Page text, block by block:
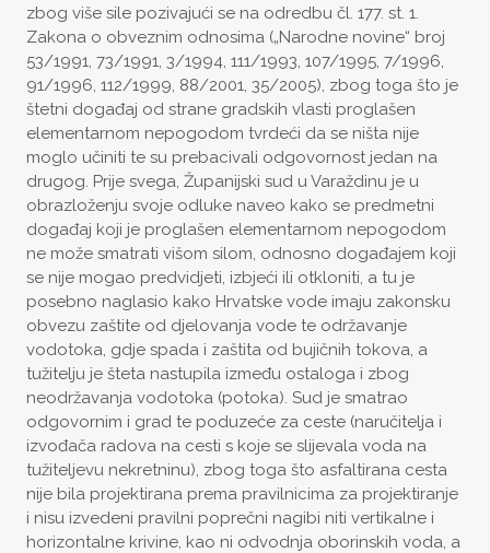
zbog više sile pozivajući se na odredbu čl. 177. st. 1.
Zakona o obveznim odnosima („Narodne novine“ broj
53/1991, 73/1991, 3/1994, 111/1993, 107/1995, 7/1996,
91/1996, 112/1999, 88/2001, 35/2005), zbog toga što je
štetni događaj od strane gradskih vlasti proglašen
elementarnom nepogodom tvrdeći da se ništa nije
moglo učiniti te su prebacivali odgovornost jedan na
drugog. Prije svega, Županijski sud u Varaždinu je u
obrazloženju svoje odluke naveo kako se predmetni
događaj koji je proglašen elementarnom nepogodom
ne može smatrati višom silom, odnosno događajem koji
se nije mogao predvidjeti, izbjeći ili otkloniti, a tu je
posebno naglasio kako Hrvatske vode imaju zakonsku
obvezu zaštite od djelovanja vode te održavanje
vodotoka, gdje spada i zaštita od bujičnih tokova, a
tužitelju je šteta nastupila između ostaloga i zbog
neodržavanja vodotoka (potoka). Sud je smatrao
odgovornim i grad te poduzeće za ceste (naručitelja i
izvođača radova na cesti s koje se slijevala voda na
tužiteljevu nekretninu), zbog toga što asfaltirana cesta
nije bila projektirana prema pravilnicima za projektiranje
i nisu izvedeni pravilni poprečni nagibi niti vertikalne i
horizontalne krivine, kao ni odvodnja oborinskih voda, a